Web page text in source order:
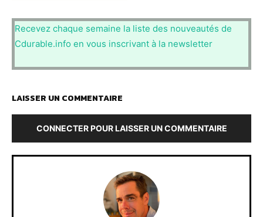
Recevez chaque semaine la liste des nouveautés de
Cdurable.info en vous inscrivant à la newsletter
LAISSER UN COMMENTAIRE
CONNECTER POUR LAISSER UN COMMENTAIRE